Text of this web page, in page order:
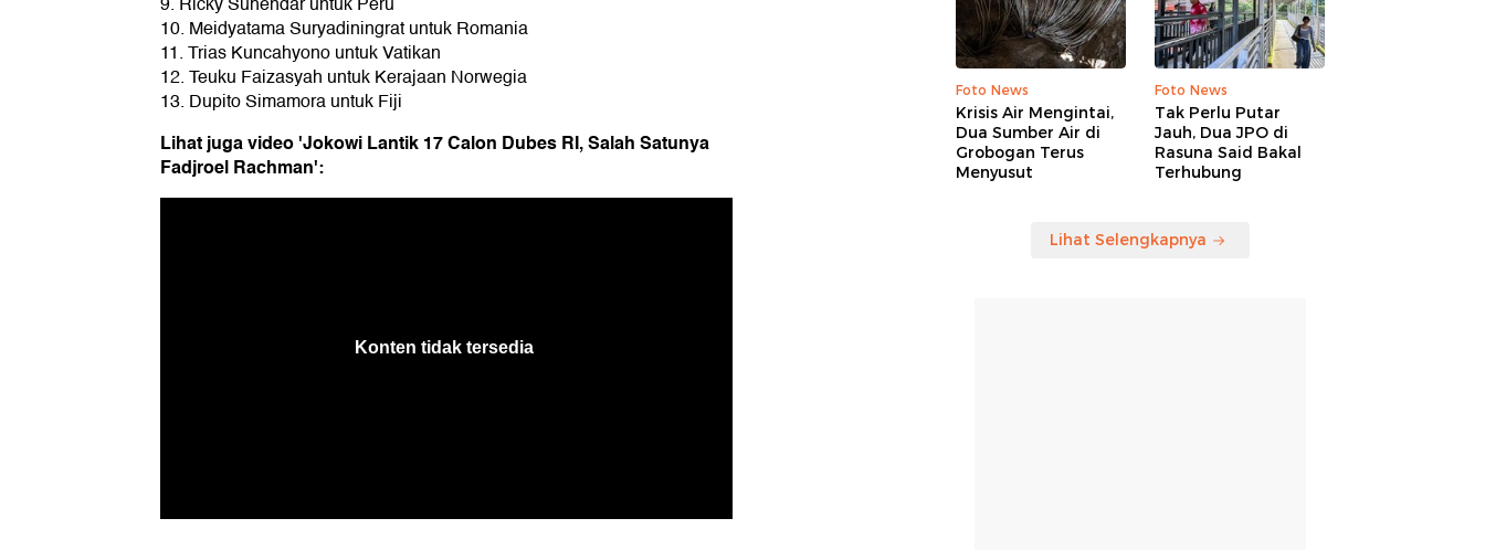
10. Meidyatama Suryadiningrat untuk Romania
11. Trias Kuncahyono untuk Vatikan
12. Teuku Faizasyah untuk Kerajaan Norwegia
13. Dupito Simamora untuk Fiji
Lihat juga video 'Jokowi Lantik 17 Calon Dubes RI, Salah Satunya
Fadjroel Rachman':
Foto News
Krisis Air Mengintai,
Dua Sumber Air di
Grobogan Terus
Menyusut
Foto News
Tak Perlu Putar
Jauh, Dua JPO di
Rasuna Said Bakal
Terhubung
Lihat Selengkapnya